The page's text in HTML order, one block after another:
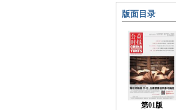
版面目录
第01版